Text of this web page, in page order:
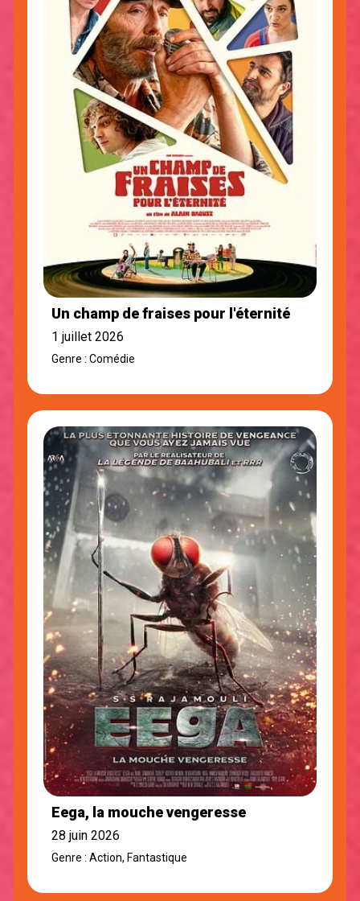
Un champ de fraises pour l'éternité
1 juillet 2026
Genre : Comédie
Eega, la mouche vengeresse
28 juin 2026
Genre : Action, Fantastique